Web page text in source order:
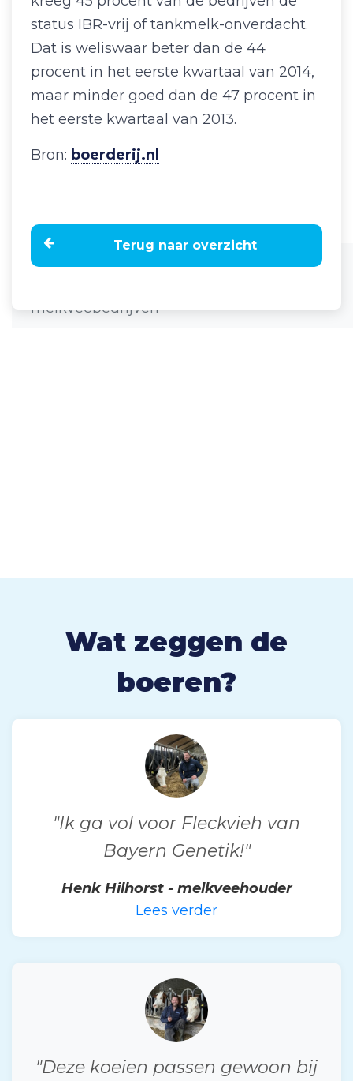
Home
Nieuws
melkveebedrijven
status IBR-vrij of tankmelk-onverdacht.
Dat is weliswaar beter dan de 44
procent in het eerste kwartaal van 2014,
maar minder goed dan de 47 procent in
het eerste kwartaal van 2013.
Bron: boerderij.nl
Terug naar overzicht
Wat zeggen de
boeren?
"Ik ga vol voor Fleckvieh van
Bayern Genetik!"
Henk Hilhorst - melkveehouder
Lees verder
"Deze koeien passen gewoon bij